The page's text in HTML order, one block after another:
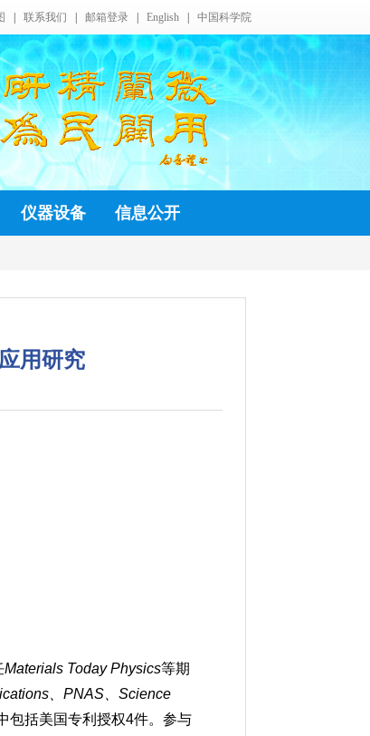
联系我们 邮箱登录 English 中国科学院
仪器设备 信息公开
用研究
Materials Today Physics等期
、PNAS、Science
包括美国专利授权4件。参与